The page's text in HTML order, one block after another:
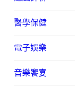
醫學保健
電子娛樂
音樂饗宴